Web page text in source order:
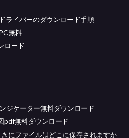
ライバーのダウンロード手順
無料
ロード
ジケーター無料ダウンロード
pdf無料ダウンロード
にファイルはどこに保存されますか